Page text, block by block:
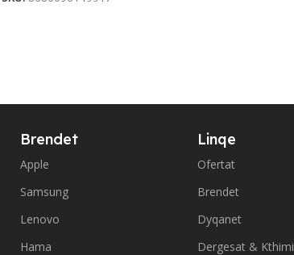
Brendet
Apple
Samsung
Lenovo
Hama
Linqe
Ofertat
Brendet
Dyqanet
Dergesat & Kthimi